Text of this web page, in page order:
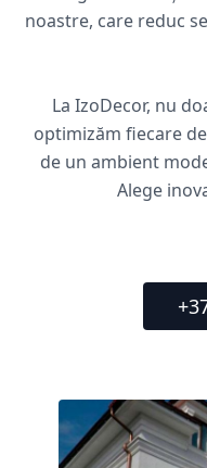
noastre, care reduc
La IzoDecor, nu
optimizăm fiecare
de un ambient
Alege